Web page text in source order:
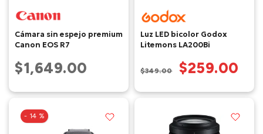
Cámara sin espejo premium
Canon EOS R7
$1,649.00
Luz LED bicolor Godox
Litemons LA200Bi
$349.00 $259.00
- 14 %